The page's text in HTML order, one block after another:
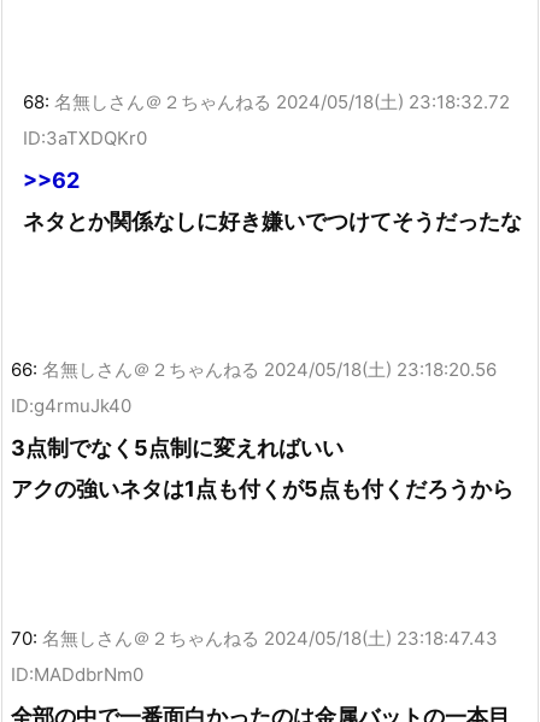
68: 名無しさん＠２ちゃんねる 2024/05/18(土) 23:18:32.72
ID:3aTXDQKr0
>>62
ネタとか関係なしに好き嫌いでつけてそうだったな
66: 名無しさん＠２ちゃんねる 2024/05/18(土) 23:18:20.56
ID:g4rmuJk40
3点制でなく5点制に変えればいい
アクの強いネタは1点も付くが5点も付くだろうから
70: 名無しさん＠２ちゃんねる 2024/05/18(土) 23:18:47.43
ID:MADdbrNm0
全部の中で一番面白かったのは金属バットの一本目